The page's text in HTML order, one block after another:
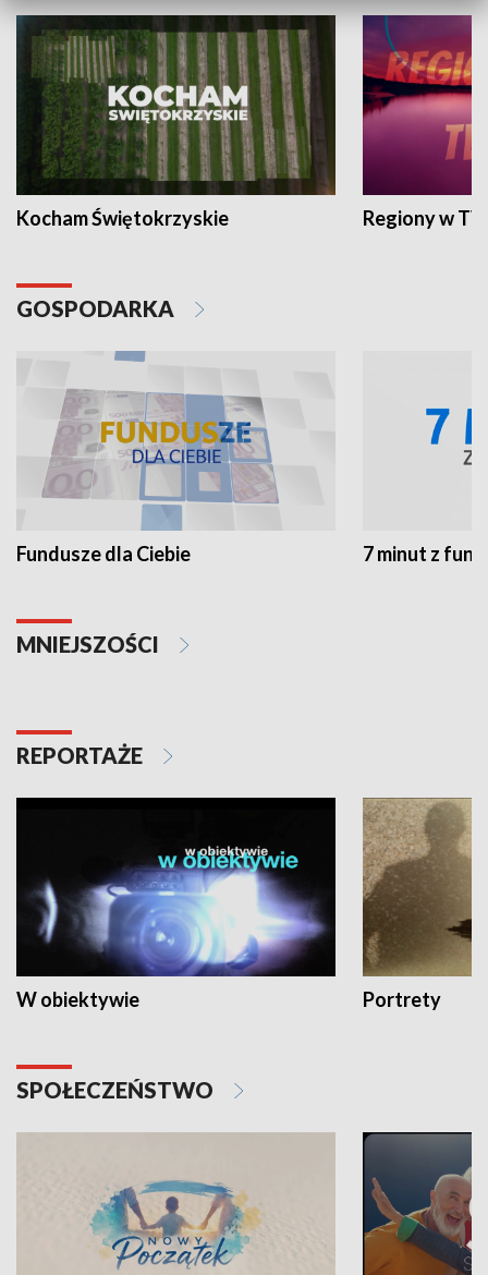
Kocham Świętokrzyskie Regiony w
GOSPODARKA
Fundusze dla Ciebie 7 minut z
MNIEJSZOŚCI
REPORTAŻE
W obiektywie Portrety
SPOŁECZEŃSTWO